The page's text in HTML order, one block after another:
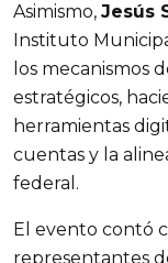
Asimismo, Jesús
Instituto
los mecanismos
estratégicos,
herramientas
cuentas y la
federal.
El evento contó
representantes